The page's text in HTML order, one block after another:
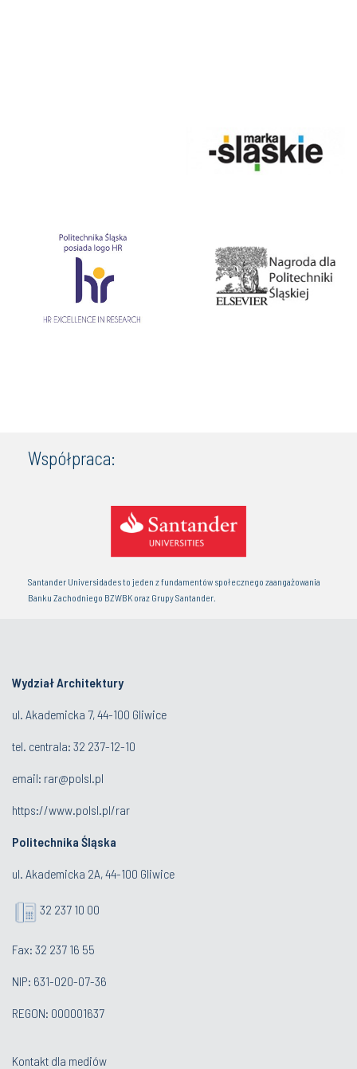
Współpraca:
Santander Universidades to jeden z fundamentów społecznego zaangażowania
Banku Zachodniego BZWBK oraz Grupy Santander.
Wydział Architektury
ul. Akademicka 7, 44-100 Gliwice
tel. centrala: 32 237-12-10
email: rar@polsl.pl
https://www.polsl.pl/rar
Politechnika Śląska
ul. Akademicka 2A, 44-100 Gliwice
32 237 10 00
Fax: 32 237 16 55
NIP: 631-020-07-36
REGON: 000001637
Kontakt dla mediów